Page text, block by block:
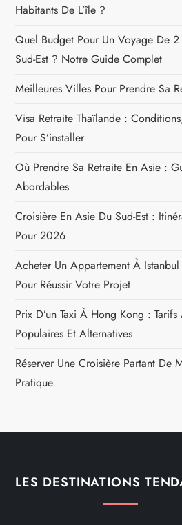
Habitants De L’île ?
Quel Budget Pour Un Voyage De
Sud-Est ? Notre Guide Complet
Meilleures Villes Pour Prendre Sa
Visa Retraite Thaïlande :
Pour S’installer
Où Prendre Sa Retraite En Asie :
Abordables
Croisière En Asie Du Sud-Est :
Pour 2026
Acheter Un Appartement À
Pour Réussir Votre Projet
Prix D’un Taxi À Hong Kong : Tarifs
Populaires Et Alternatives
Réserver Une Croisière Partant De
Pratique
LES DESTINATIONS